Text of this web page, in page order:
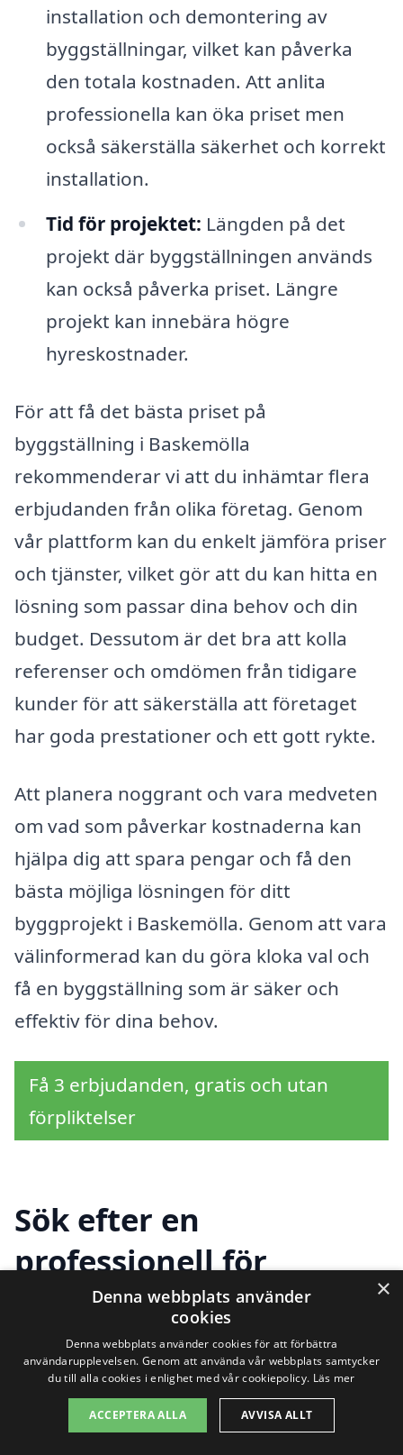
installation och demontering av
byggställningar, vilket kan påverka
den totala kostnaden. Att anlita
professionella kan öka priset men
också säkerställa säkerhet och korrekt
installation.
Tid för projektet: Längden på det
projekt där byggställningen används
kan också påverka priset. Längre
projekt kan innebära högre
hyreskostnader.
För att få det bästa priset på
byggställning i Baskemölla
rekommenderar vi att du inhämtar flera
erbjudanden från olika företag. Genom
vår plattform kan du enkelt jämföra priser
och tjänster, vilket gör att du kan hitta en
lösning som passar dina behov och din
budget. Dessutom är det bra att kolla
referenser och omdömen från tidigare
kunder för att säkerställa att företaget
har goda prestationer och ett gott rykte.
Att planera noggrant och vara medveten
om vad som påverkar kostnaderna kan
hjälpa dig att spara pengar och få den
bästa möjliga lösningen för ditt
byggprojekt i Baskemölla. Genom att vara
välinformerad kan du göra kloka val och
få en byggställning som är säker och
effektiv för dina behov.
Få 3 erbjudanden, gratis och utan
förpliktelser
Sök efter en
professionell för
byggställning i andra
städer nära Baskemölla
Att hitta rätt hjälp för
byggställning i
×
Denna webbplats använder
cookies
Denna webbplats använder cookies för att förbättra
användarupplevelsen. Genom att använda vår webbplats samtycker
du till alla cookies i enlighet med vår cookiepolicy. Läs mer
ACCEPTERA ALLA AVVISA ALLT